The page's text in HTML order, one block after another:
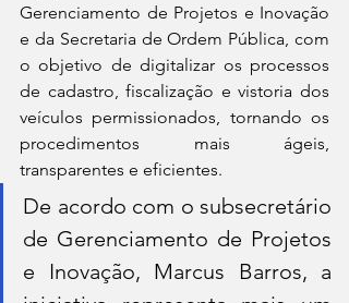
Gerenciamento de Projetos e Inovação
e da Secretaria de Ordem Pública, com
o objetivo de digitalizar os processos
de cadastro, fiscalização e vistoria dos
veículos permissionados, tornando os
procedimentos mais ágeis,
transparentes e eficientes.
De acordo com o subsecretário
de Gerenciamento de Projetos
e Inovação, Marcus Barros, a